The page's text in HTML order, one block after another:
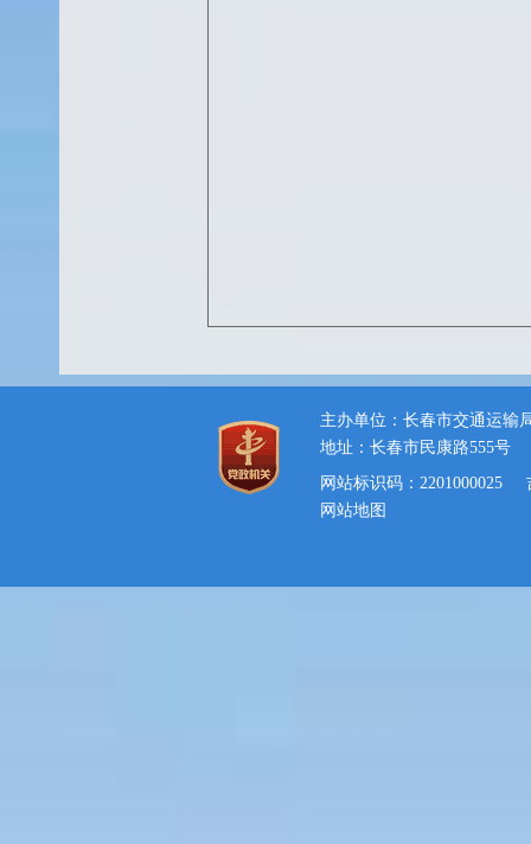
主办单位：长春市交通运输
地址：长春市民康路555号
网站标识码：2201000025
网站地图